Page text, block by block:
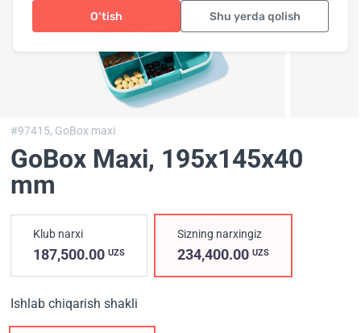
O‘tish Shu yerda qolish
#97415, GoBox maxi
GoBox Maxi, 195x145x40
mm
Klub narxi
187,500.00 UZS
Sizning narxingiz
234,400.00UZS
Ishlab chiqarish shakli